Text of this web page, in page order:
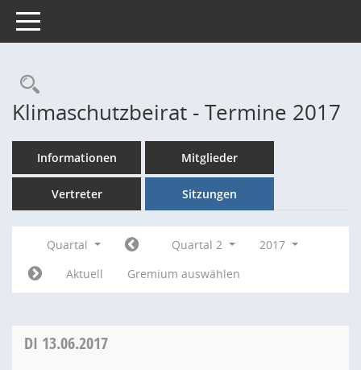
Toggle navigation
Rechercheauswahl
Klimaschutzbeirat - Termine 2017
Informationen Mitglieder
Vertreter Sitzungen
Quartal Quartal 2
2017
Aktuell
Gremium auswählen
DI 13.06.2017